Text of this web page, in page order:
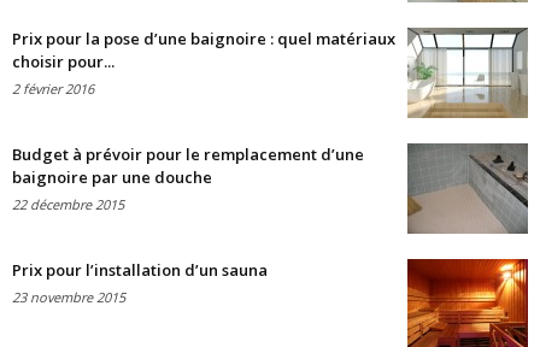
Prix pour la pose d’une baignoire : quel matériaux
choisir pour...
2 février 2016
Budget à prévoir pour le remplacement d’une
baignoire par une douche
22 décembre 2015
Prix pour l’installation d’un sauna
23 novembre 2015